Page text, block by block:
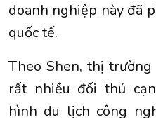
doanh nghiệp này đã
quốc tế.
Theo Shen, thị
rất nhiều đối thủ
hình du lịch công